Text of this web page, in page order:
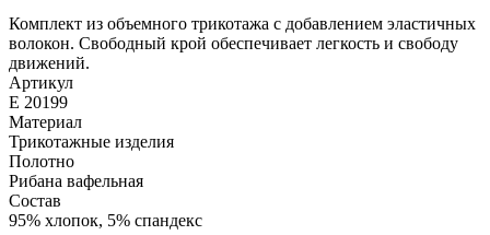
Комплект из объемного трикотажа с добавлением эластичных
волокон. Свободный крой обеспечивает легкость и свободу
движений.
Артикул
Е 20199
Материал
Трикотажные изделия
Полотно
Рибана вафельная
Состав
95% хлопок, 5% спандекс